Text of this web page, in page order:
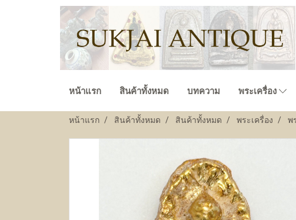
หน้าแรก สินค้าทั้งหมด บทความ พระเครื่อง
หน้าแรก สินค้าทั้งหมด สินค้าทั้งหมด พระเครื่อง พ